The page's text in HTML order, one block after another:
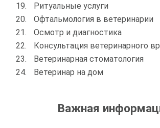
Ритуальные услуги
Офтальмология в ветеринарии
Осмотр и диагностика
Консультация ветеринарного
Ветеринарная стоматология
Ветеринар на дом
Важная